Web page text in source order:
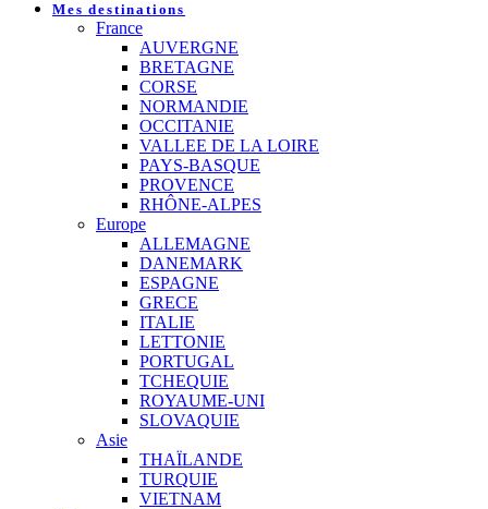
Mes destinations
France
AUVERGNE
BRETAGNE
CORSE
NORMANDIE
OCCITANIE
VALLEE DE LA LOIRE
PAYS-BASQUE
PROVENCE
RHÔNE-ALPES
Europe
ALLEMAGNE
DANEMARK
ESPAGNE
GRECE
ITALIE
LETTONIE
PORTUGAL
TCHEQUIE
ROYAUME-UNI
SLOVAQUIE
Asie
THAÏLANDE
TURQUIE
VIETNAM